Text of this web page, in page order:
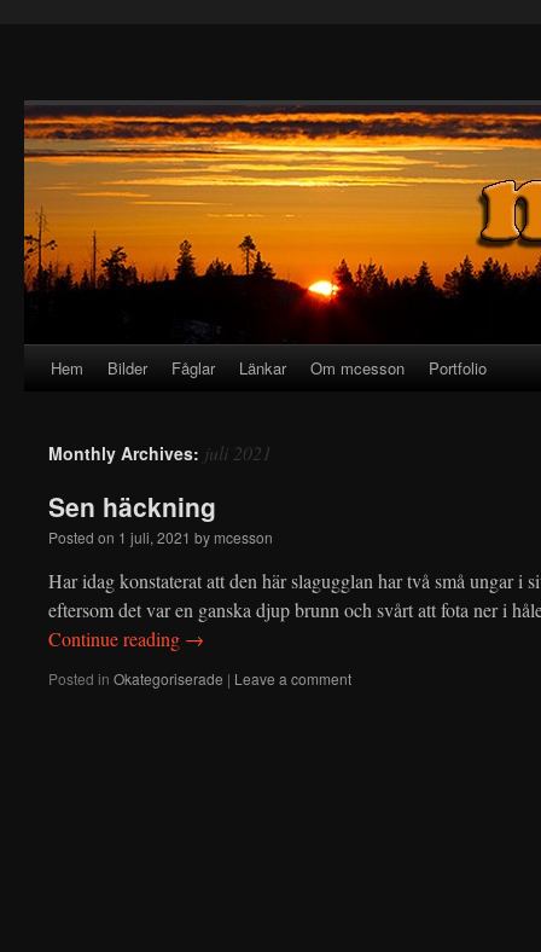
Hem Bilder Fåglar Länkar Om mcesson Portfolio
Monthly Archives: juli 2021
Sen häckning
Posted on 1 juli, 2021 by mcesson
Har idag konstaterat att den här slagugglan har två små ungar i
eftersom det var en ganska djup brunn och svårt att fota ner i
Continue reading →
Posted in Okategoriserade | Leave a comment